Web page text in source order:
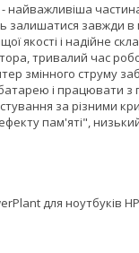
найважливіша
залишатися завжди
якості і надійне
тривалий час
змінного струму
і працювати з
за різними
пам'яті",
для ноутбуків